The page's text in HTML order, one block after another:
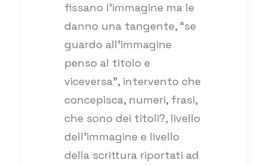
fissano l’immagine ma le
danno una tangente, “se
guardo all’immagine
penso al titolo e
viceversa”, intervento che
concepisca, numeri, frasi,
che sono dei titoli?, livello
dell’immagine e livello
della scrittura riportati ad